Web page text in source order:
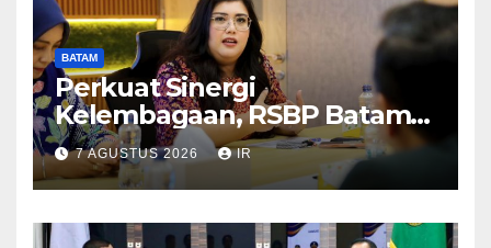
BATAM
Perkuat Sinergi
Kelembagaan, RSBP Batam
dan BPOM Pastikan
Pelayanan dan Ketersediaan
Obat Aman
7 AGUSTUS 2026 IR